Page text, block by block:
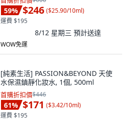
59% $246 ($25.90/10ml)
運費 $195
8/12 星期三 預計送達
WOW免運
[純素生活] PASSION&BEYOND 天使
水保濕鎮靜化妝水, 1個, 500ml
首購折扣價$446
61% $171 ($3.42/10ml)
運費 $195